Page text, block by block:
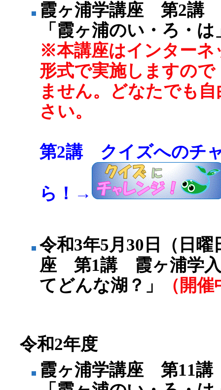
霞ヶ浦学講座 第2講
「霞ヶ浦のい・ろ・は
※本講座はインターネ
形式で実施しますの
ません。どなたでも
さい。
第2講 クイズへのチ
ら！→
令和3年5月30日（日
座 第1講 霞ヶ浦学入
てどんな湖？」
（開
令和2年度
霞ヶ浦学講座 第11